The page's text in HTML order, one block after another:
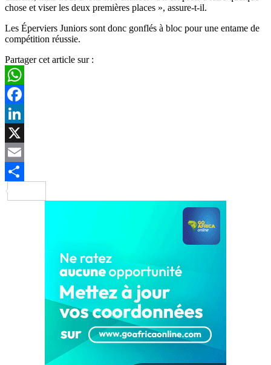
chose et viser les deux premières places », assure-t-il.
Les Éperviers Juniors sont donc gonflés à bloc pour une entame de
compétition réussie.
Partager cet article sur :
WhatsApp
Facebook
LinkedIn
X
Email